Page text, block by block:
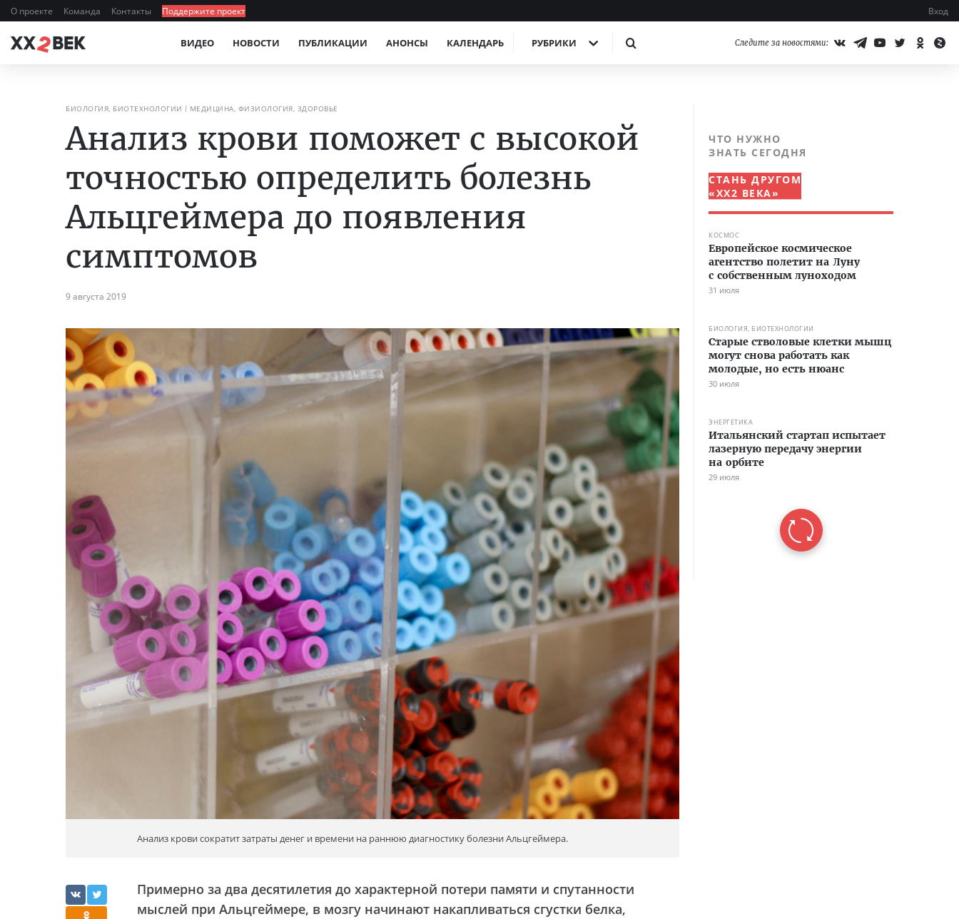
О проекте Команда Контакты Поддержите проект Вход
ВИДЕО НОВОСТИ ПУБЛИКАЦИИ АНОНСЫ КАЛЕНДАРЬ РУБРИКИ Следите за новостями:
БИОЛОГИЯ, БИОТЕХНОЛОГИИ МЕДИЦИНА, ФИЗИОЛОГИЯ, ЗДОРОВЬЕ
Анализ крови поможет с высокой
точностью определить болезнь
Альцгеймера до появления
симптомов
9 августа 2019
Анализ крови сократит затраты денег и времени на раннюю диагностику болезни Альцгеймера.
Примерно за два десятилетия до характерной потери памяти и спутанности
мыслей при Альцгеймере, в мозгу начинают накапливаться сгустки белка,
ЧТО НУЖНО
ЗНАТЬ СЕГОДНЯ
СТАНЬ ДРУГОМ
«XX2 ВЕКА»
КОСМОС
Европейское космическое
агентство полетит на Луну
с собственным луноходом
31 июля
БИОЛОГИЯ, БИОТЕХНОЛОГИИ
Старые стволовые клетки мышц
могут снова работать как
молодые, но есть нюанс
30 июля
ЭНЕРГЕТИКА
Итальянский стартап испытает
лазерную передачу энергии
на орбите
29 июля